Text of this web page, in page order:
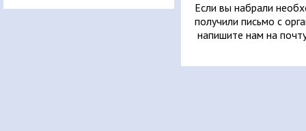
Если вы набрали
получили письмо с
напишите нам на